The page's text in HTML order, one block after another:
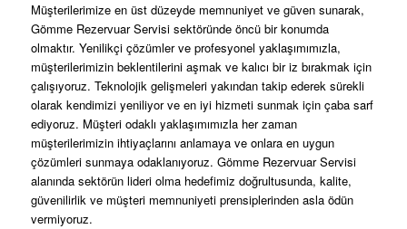
Müşterilerimize en üst düzeyde memnuniyet ve güven sunarak,
Gömme Rezervuar Servisi sektöründe öncü bir konumda
olmaktır. Yenilikçi çözümler ve profesyonel yaklaşımımızla,
müşterilerimizin beklentilerini aşmak ve kalıcı bir iz bırakmak için
çalışıyoruz. Teknolojik gelişmeleri yakından takip ederek sürekli
olarak kendimizi yeniliyor ve en iyi hizmeti sunmak için çaba sarf
ediyoruz. Müşteri odaklı yaklaşımımızla her zaman
müşterilerimizin ihtiyaçlarını anlamaya ve onlara en uygun
çözümleri sunmaya odaklanıyoruz. Gömme Rezervuar Servisi
alanında sektörün lideri olma hedefimiz doğrultusunda, kalite,
güvenilirlik ve müşteri memnuniyeti prensiplerinden asla ödün
vermiyoruz.